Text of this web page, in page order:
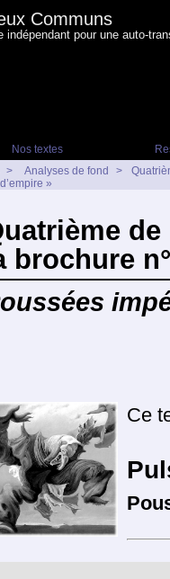
Communs
indépendant pour une auto-
Nos textes
> Analyses de fond >
»
brochure
Ce